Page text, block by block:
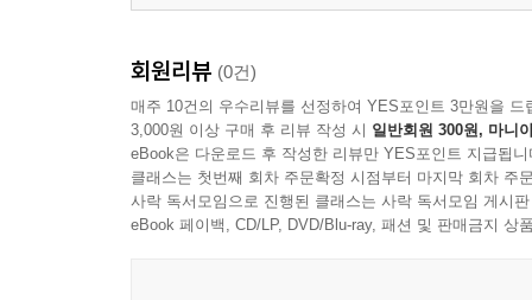
살미 앞들로
신안주씨 적선비
무지동
점말의 옹기는
무지동 은행나무
회원리뷰 (0건)
매주 10건의 우수리뷰를 선정하여 YES포인트 3만원을 드
3,000원 이상 구매 후 리뷰 작성 시 일반회원 300원, 마니
eBook은 다운로드 후 작성한 리뷰만 YES포인트 지급됩니
클래스는 첫번째 회차 주문확정 시점부터 마지막 회차 주
사락 독서모임으로 진행된 클래스는 사락 독서모임 게시
eBook 페이백, CD/LP, DVD/Blu-ray, 패션 및 판매금지 상